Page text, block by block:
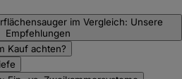
im Vergleich: Unsere
Empfehlungen
Kauf achten?